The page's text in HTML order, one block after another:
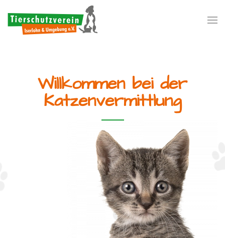
Zum Hauptinhalt springen
Willkommen bei der
Katzenvermittlung